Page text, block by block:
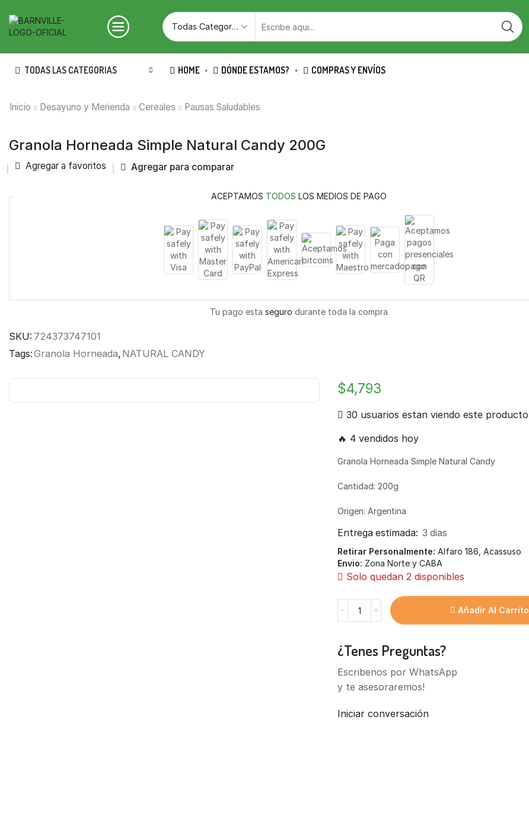
INPUT
TODAS LAS CATEGORIAS HOME DÓNDE ESTAMOS? COMPRAS Y ENVÍOS
Inicio Desayuno y Merienda Cereales Pausas Saludables
Granola Horneada Simple Natural Candy 200G
Agregar a favoritos Agregar para comparar
ACEPTAMOS TODOS LOS MEDIOS DE PAGO
Tu pago esta seguro durante toda la compra
SKU: 724373747101
Tags:Granola Horneada, NATURAL CANDY
$4,793
30 usuarios estan viendo este producto
🔥 4 vendidos hoy
Granola Horneada Simple Natural Candy
Cantidad: 200g
Origen: Argentina
Entrega estimada: 3 dias
Retirar Personalmente: Alfaro 186, Acassuso
Envio: Zona Norte y CABA
Solo quedan 2 disponibles
Horneada
Candy
cantidad
Añadir Al Carrito
¿Tenes Preguntas?
Escribenos por WhatsApp
y te asesoraremos!
Iniciar conversación